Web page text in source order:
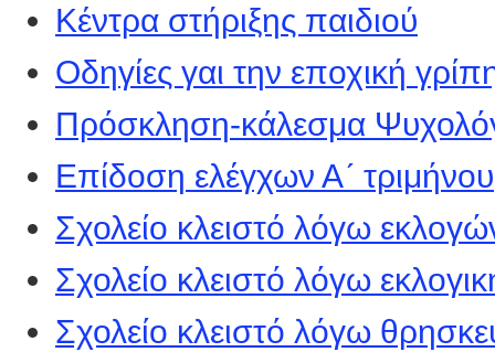
Κέντρα στήριξης παιδιού
Οδηγίες γαι την εποχική
Πρόσκληση-κάλεσμα
Επίδοση ελέγχων Α´ τριμήνου
Σχολείο κλειστό λόγω
Σχολείο κλειστό λόγω
Σχολείο κλειστό λόγω